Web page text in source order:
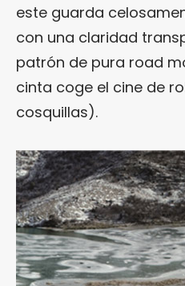
este guarda
con una claridad
patrón de pura road
cinta coge el cine de
cosquillas).